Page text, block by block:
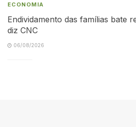
ECONOMIA
Endividamento das famílias bate
diz CNC
06/08/2026